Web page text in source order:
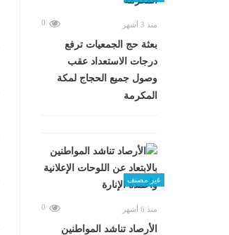
منذ 3 أشهر 0
بعثة حج الجمعيات ترفع
درجات الاستعداد عقب
وصول جميع الحجاج لمكة
المكرمة
غير مصنف
منذ 6 أشهر 0
الأرصاد تناشد المواطنين